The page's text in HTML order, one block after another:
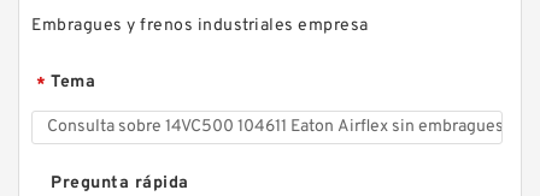
y frenos de bloqueo axial
Embragues y frenos industriales empresa
* Tema
Pregunta rápida